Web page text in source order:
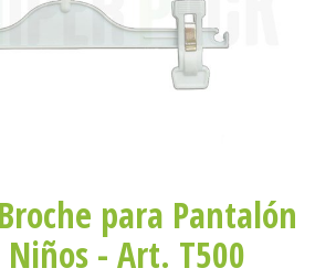
para Pantalón
- Art. T500